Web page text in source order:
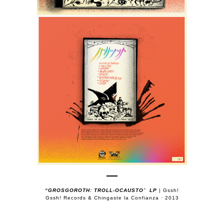
“GROSGOROTH: TROLL-OCAUSTO” LP | Gssh!
Gssh! Records & Chingaste la Confianza · 2013